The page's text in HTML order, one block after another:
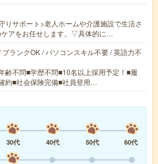
りサポート>老人ホームや介護施設で生活さ
ケアをお任せします。▽具体的に…
ランクOK / パソコンスキル不要 / 英語力不
齢不問■学歴不問■10名以上採用予定！■履
約■社会保険完備■社員登用…
30代 40代 50代
60代